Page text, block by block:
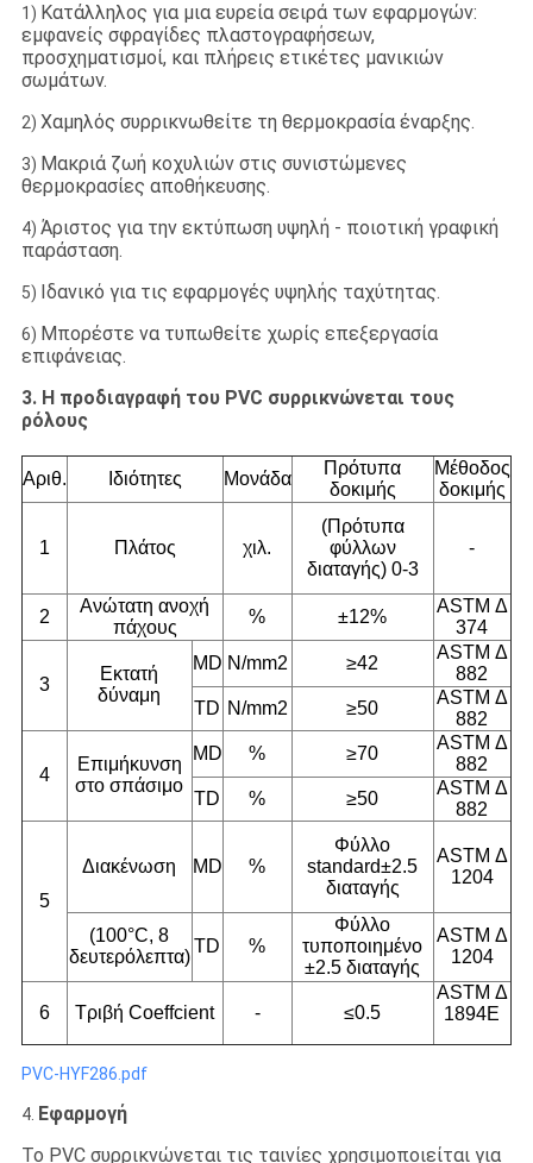
1) Κατάλληλος για μια ευρεία σειρά των εφαρμογών:
εμφανείς σφραγίδες πλαστογραφήσεων,
προσχηματισμοί, και πλήρεις ετικέτες μανικιών
σωμάτων.
2) Χαμηλός συρρικνωθείτε τη θερμοκρασία έναρξης.
3) Μακριά ζωή κοχυλιών στις συνιστώμενες
θερμοκρασίες αποθήκευσης.
4) Άριστος για την εκτύπωση υψηλή - ποιοτική γραφική
παράσταση.
5) Ιδανικό για τις εφαρμογές υψηλής ταχύτητας.
6) Μπορέστε να τυπωθείτε χωρίς επεξεργασία
επιφάνειας.
3. Η προδιαγραφή του PVC συρρικνώνεται τους
ρόλους
Αριθ. Ιδιότητες Μονάδα
Πρότυπα
δοκιμής
Μέθοδος
δοκιμής
1 Πλάτος χιλ.
(Πρότυπα
φύλλων
διαταγής) 0-3
-
2
Ανώτατη ανοχή
πάχους
% ±12%
ASTM Δ
374
3
Εκτατή
δύναμη
MD N/mm2 ≥42
ASTM Δ
882
TD N/mm2 ≥50
ASTM Δ
882
4
Επιμήκυνση
στο σπάσιμο
MD % ≥70
ASTM Δ
882
TD
% ≥50
ASTM Δ
882
5
Διακένωση MD %
Φύλλο
standard±2.5
διαταγής
ASTM Δ
1204
(100°C, 8
δευτερόλεπτα)
TD %
Φύλλο
τυποποιημένο
±2.5 διαταγής
ASTM Δ
1204
6 Τριβή Coeffcient - ≤0.5
ASTM Δ
1894E
PVC-HYF286.pdf
4. Εφαρμογή
Το PVC συρρικνώνεται τις ταινίες χρησιμοποιείται για